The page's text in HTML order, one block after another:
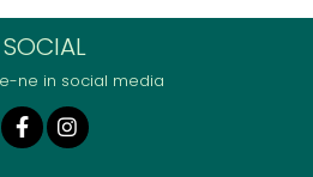
SOCIAL
ne in social media